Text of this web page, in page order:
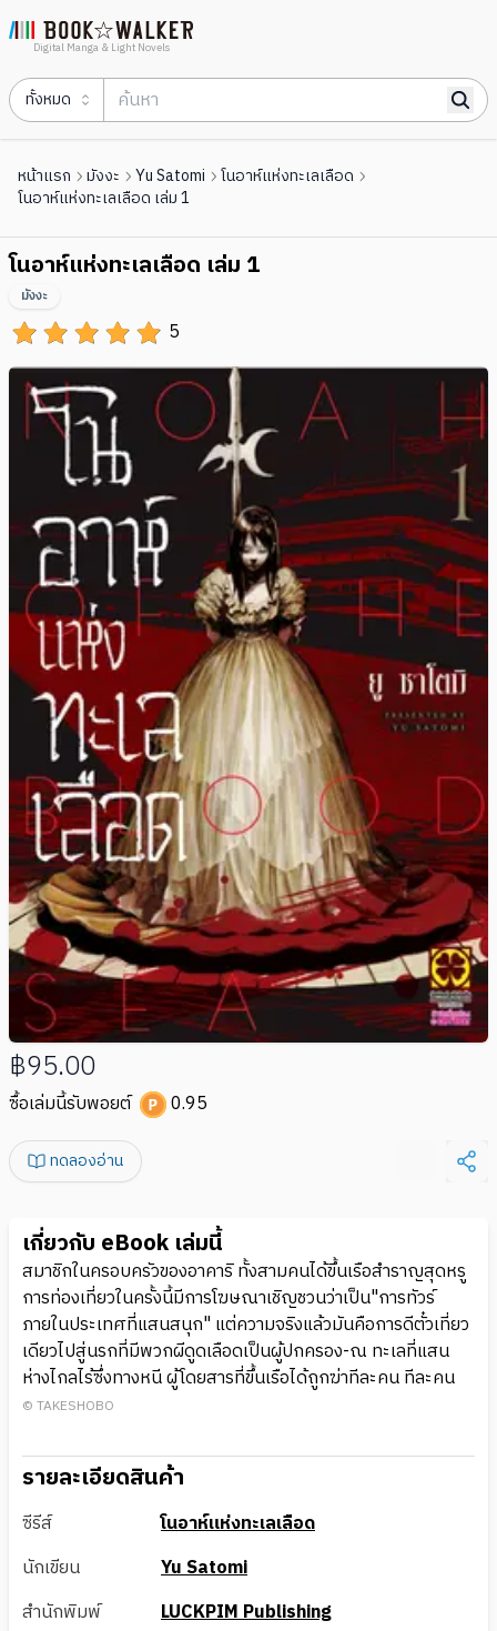
Digital Manga & Light Novels
ทั้งหมด
หน้าแรก มังงะ Yu Satomi
โนอาห์แห่งทะเลเลือด
โนอาห์แห่งทะเลเลือด เล่ม 1
โนอาห์แห่งทะเลเลือด เล่ม 1
5
มังงะ
฿95.00
ซื้อเล่มนี้รับพอยต์ 0.95
ทดลองอ่าน
เกี่ยวกับ eBook เล่มนี้
สมาชิกในครอบครัวของอาคาริ ทั้งสามคนได้ขึ้นเรือสำราญสุดหรู
การท่องเที่ยวในครั้งนี้มีการโฆษณาเชิญชวนว่าเป็น"การทัวร์
ภายในประเทศที่แสนสนุก" แต่ความจริงแล้วมันคือการดีตั๋วเที่ยว
เดียวไปสู่นรกที่มีพวกผีดูดเลือดเป็นผู้ปกครอง-ณ ทะเลที่แสน
ห่างไกลไร้ซึ่งทางหนี ผู้โดยสารที่ขึ้นเรือได้ถูกฆ่าทีละคน ทีละคน
© TAKESHOBO
รายละเอียดสินค้า
ซีรีส์
โนอาห์แห่งทะเลเลือด
นักเขียน
Yu Satomi
สำนักพิมพ์
LUCKPIM Publishing